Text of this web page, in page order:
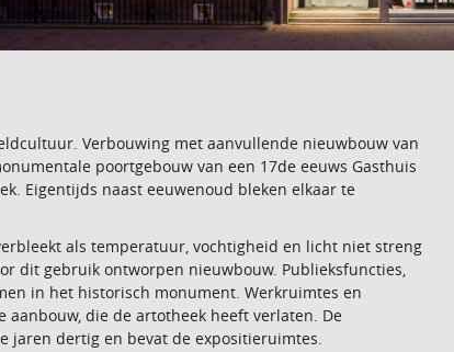
Verbouwing met aanvullende nieuwbouw van
poortgebouw van een 17de eeuws Gasthuis
Eigentijds naast eeuwenoud bleken elkaar te
als temperatuur, vochtigheid en licht niet streng
dit gebruik ontworpen nieuwbouw. Publieksfuncties,
in het historisch monument. Werkruimtes en
die de artotheek heeft verlaten. De
jaren dertig en bevat de expositieruimtes.